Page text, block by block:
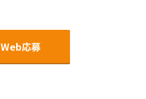
Web応募